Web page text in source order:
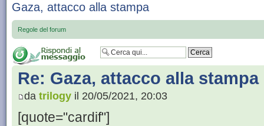
Gaza, attacco alla stampa
Regole del forum
Re: Gaza, attacco alla stampa
da trilogy il 20/05/2021, 20:03
[quote="cardif"]